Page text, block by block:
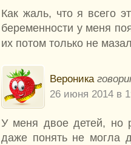
Как жаль, что я всего
беременности у меня
их потом только не
Вероника
26 июня 2014 в
У меня двое детей, но
даже понять не могла